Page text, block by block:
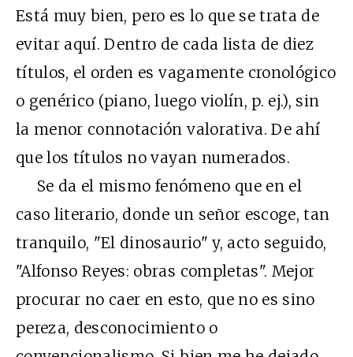
Está muy bien, pero es lo que se trata de
evitar aquí. Dentro de cada lista de diez
títulos, el orden es vagamente cronológico
o genérico (piano, luego violín, p. ej.), sin
la menor connotación valorativa. De ahí
que los títulos no vayan numerados.
Se da el mismo fenómeno que en el
caso literario, donde un señor escoge, tan
tranquilo, "El dinosaurio" y, acto seguido,
"Alfonso Reyes: obras completas". Mejor
procurar no caer en esto, que no es sino
pereza, desconocimiento o